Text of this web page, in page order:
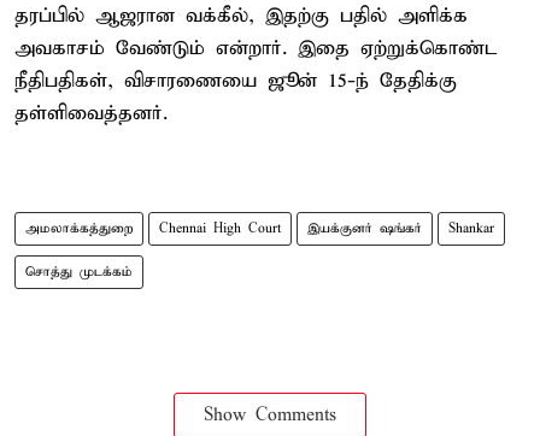
தரப்பில் ஆஜரான வக்கீல், இதற்கு பதில் அளிக்க
அவகாசம் வேண்டும் என்றார். இதை ஏற்றுக்கொண்ட
நீதிபதிகள், விசாரணையை ஜூன் 15-ந் தேதிக்கு
தள்ளிவைத்தனர்.
அமலாக்கத்துறை Chennai High Court இயக்குனர் ஷங்கர் Shankar
சொத்து முடக்கம்
Show Comments